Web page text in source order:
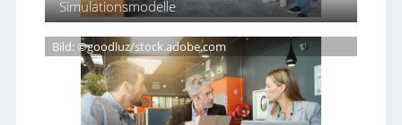
o
n
t
i
e
r
D
C
H
w
i
ß
e
n
s
r
i
g
n
T
e
Simulationsmodelle
Bild: ©goodluz/stock.adobe.com